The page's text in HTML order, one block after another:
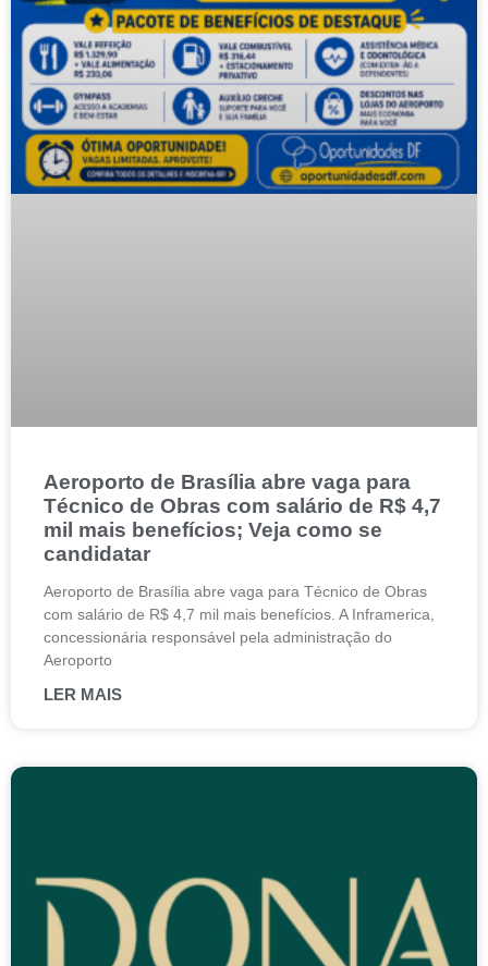
Aeroporto de Brasília abre vaga para
Técnico de Obras com salário de R$ 4,7
mil mais benefícios; Veja como se
candidatar
Aeroporto de Brasília abre vaga para Técnico de Obras
com salário de R$ 4,7 mil mais benefícios. A Inframerica,
concessionária responsável pela administração do
Aeroporto
LER MAIS